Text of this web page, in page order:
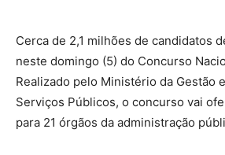
Cerca de 2,1 milhões de candidatos
neste domingo (5) do Concurso
Realizado pelo Ministério da Gestão
Serviços Públicos, o concurso vai
para 21 órgãos da administração